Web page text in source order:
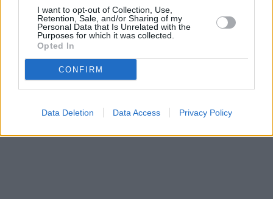
I want to opt-out of Collection, Use,
Retention, Sale, and/or Sharing of my
Personal Data that Is Unrelated with the
Purposes for which it was collected.
Opted In
CONFIRM
Data Deletion Data Access Privacy Policy
vysílacím týdnu
naladění na Skylinku
Parabola.cz- web o satelitní, terestrické a kabelové televizi, ©
O webu parabola.cz•O souborech cookies•Inzerce•Kontakt
Dovolená u moře•Bazény